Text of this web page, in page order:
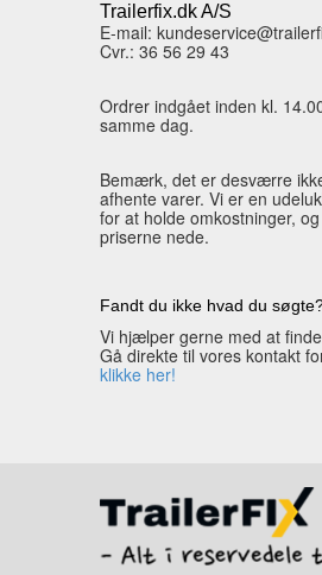
Trailerfix.dk A/S
E-mail:
Cvr.: 36 56 29 43
Ordrer indgået inden kl.
samme dag.
Bemærk, det er desværre
afhente varer. Vi er en
for at holde omkostninger,
priserne nede.
Fandt du ikke hvad du
Vi hjælper gerne med at
Gå direkte til vores kontakt
klikke her!